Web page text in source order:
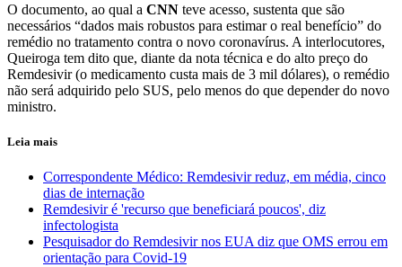
O documento, ao qual a CNN teve acesso, sustenta que são
necessários “dados mais robustos para estimar o real benefício” do
remédio no tratamento contra o novo coronavírus. A interlocutores,
Queiroga tem dito que, diante da nota técnica e do alto preço do
Remdesivir (o medicamento custa mais de 3 mil dólares), o remédio
não será adquirido pelo SUS, pelo menos do que depender do novo
ministro.
Leia mais
Correspondente Médico: Remdesivir reduz, em média, cinco
dias de internação
Remdesivir é 'recurso que beneficiará poucos', diz
infectologista
Pesquisador do Remdesivir nos EUA diz que OMS errou em
orientação para Covid-19